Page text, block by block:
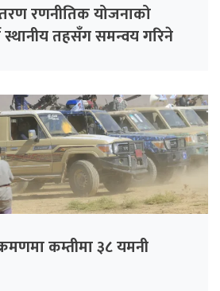
रणनीतिक योजनाको
स्थानीय तहसँग समन्वय गरिने
कम्तीमा ३८ यमनी